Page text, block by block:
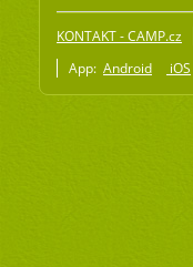
KONTAKT - CAMP.cz
App: Android iOS